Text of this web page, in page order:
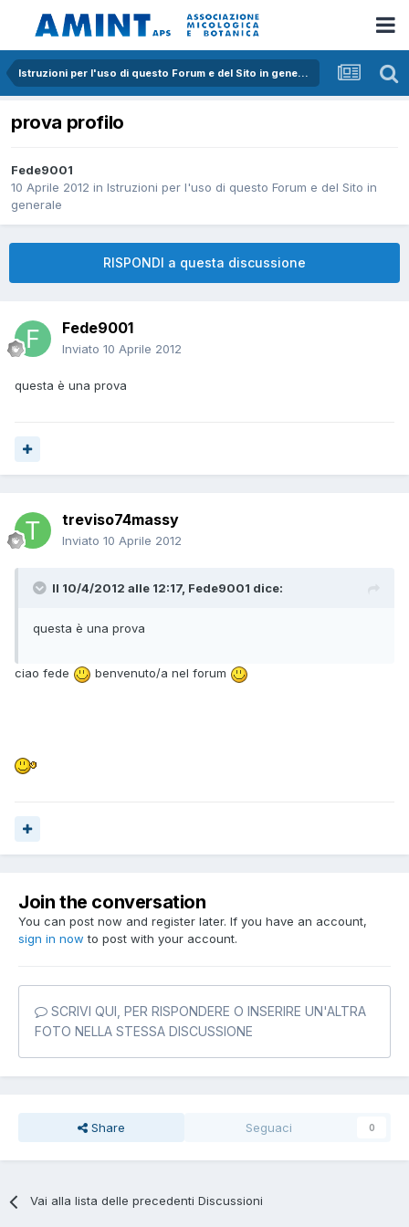
Istruzioni per l'uso di questo Forum e del Sito in generale
prova profilo
Fede9001
10 Aprile 2012 in Istruzioni per l'uso di questo Forum e del Sito in
generale
RISPONDI a questa discussione
Fede9001
Inviato 10 Aprile 2012
questa è una prova
treviso74massy
Inviato 10 Aprile 2012
Il 10/4/2012 alle 12:17, Fede9001 dice:
questa è una prova
ciao fede benvenuto/a nel forum
Join the conversation
You can post now and register later. If you have an account,
sign in now to post with your account.
SCRIVI QUI, PER RISPONDERE O INSERIRE UN'ALTRA
FOTO NELLA STESSA DISCUSSIONE
Share Seguaci 0
Vai alla lista delle precedenti Discussioni